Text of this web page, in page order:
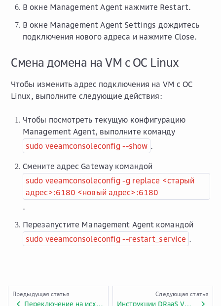
В окне Management Agent нажмите Restart.
В окне Management Agent Settings дождитесь
подключения нового адреса и нажмите Close.
Смена домена на VM с ОС Linux
Чтобы изменить адрес подключения на VM с ОС
Linux, выполните следующие действия:
Чтобы посмотреть текущую конфигурацию
Management Agent, выполните команду
sudo veeamconsoleconfig --show .
Смените адрес Gateway командой
sudo veeamconsoleconfig -g replace <старый
адрес>:6180 <новый адрес>:6180
.
Перезапустите Management Agent командой
sudo veeamconsoleconfig --restart_service .
Предыдущая статья
Переключение на исходную VM
Следующая статья
Инструкции DRaaS VMware Cloud Director Availability